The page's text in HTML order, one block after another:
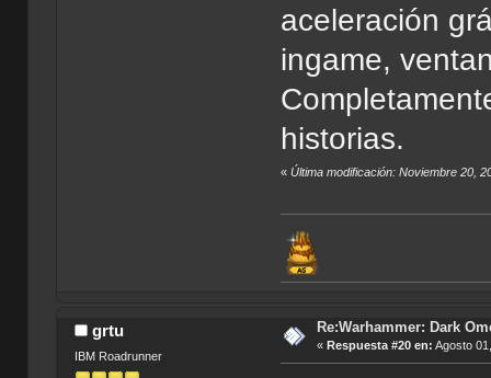
aceleración
ingame,
historias.
«Última modificación: Noviembre 20,
grtu
IBM Roadrunner
Re:Warhammer: Dark
« Respuesta #20 en: Agosto